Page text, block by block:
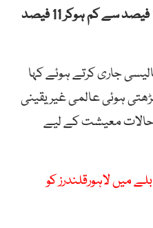
کردی جس کے بعد شرح سود 12 فیصد سے کم ہوکر 11 فیصد
جاری کرتے ہوئے کہا
ہوئی عالمی غیریقینی
حالات معیشت کے لیے
میں لاہورقلندرز کو